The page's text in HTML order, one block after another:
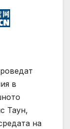
в
Таун,
на